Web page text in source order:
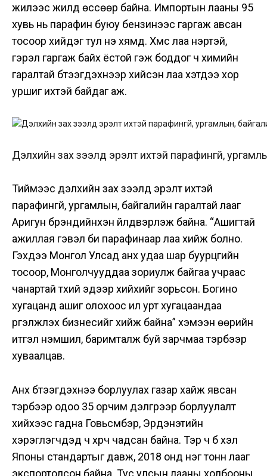
жилээс жилд өссөөр байна. Импортын лааны 95
хувь нь парафин буюу бензинээс гаргаж авсан
тосоор хийдэг тул үнэ хямд. Хүмүүс лаа үнэртэй,
гэрэл гаргаж байх ёстой гэж боддог ч химийн
гаралтай бүтээгдэхүүнээр хийсэн лаа хэтдээ хор
уршиг ихтэй байдаг аж.
Дэлхийн зах зээлд эрэлт ихтэй парафингүй,
Тиймээс дэлхийн зах зээлд эрэлт ихтэй
парафингүй, ургамлын, байгалийн гаралтай лааг
Аригун брэндийнхэн үйлдвэрлэж байна. “Ашигтай
ажиллая гэвэл би парафинаар лаа хийж болно.
Гэхдээ Монгол Улсад анх удаа шар буурцгийн
тосоор, Монголчууддаа зориулж байгаа учраас
чанартай түүхий эдээр хийхийг зорьсон. Богино
хугацанд ашиг олохоос илүү урт хугацаандаа
үргэлжлэх бизнесийг хийж байна” хэмээн өөрийн
итгэл үнэмшил, баримталж буй зарчмаа тэрбээр
хуваалцав.
Анх бүтээгдэхүүнээ борлуулах газар хайж явсан
тэрбээр одоо 35 орчим дэлгүүрээр борлуулалт
хийхээс гадна Говьсүмбэр, Эрдэнэтийн
хэрэглэгчдэд ч хүрч чадсан байна. Тэр ч бүү хэл
Японы стандартыг давж, 2018 онд нэг тонн лааг
экспортолсон байна. Тус улсын лааны холбооны